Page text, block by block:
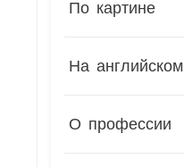
По картине
На английском
О профессии